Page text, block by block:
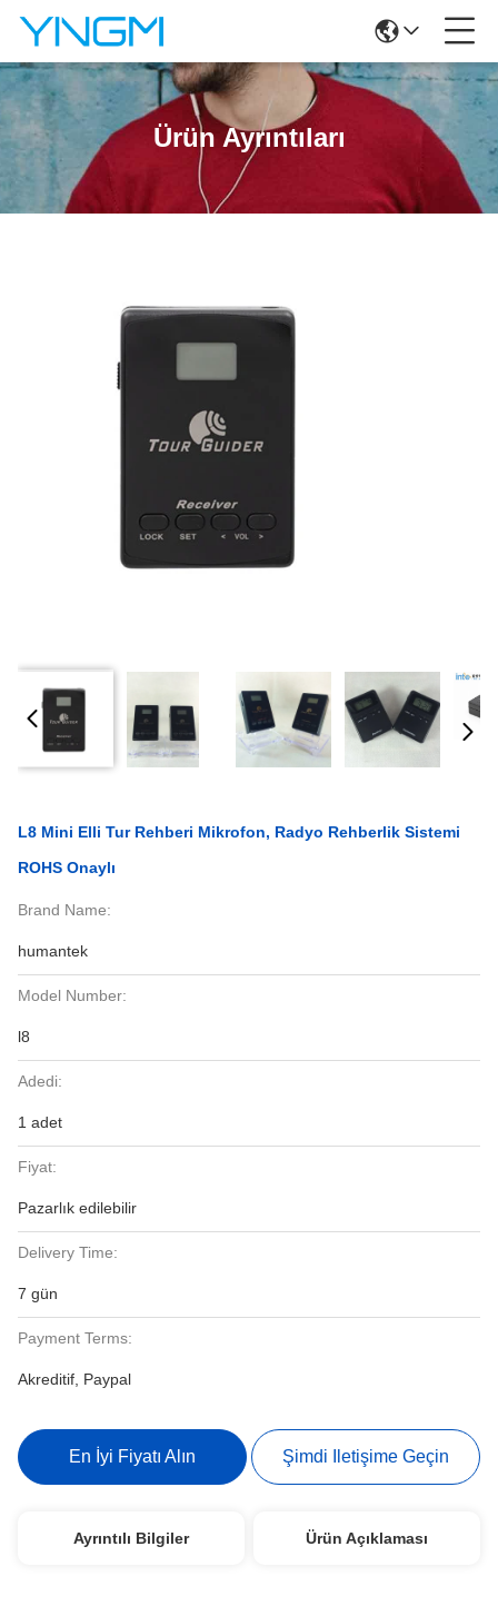
Ürün Ayrıntıları
L8 Mini Elli Tur Rehberi Mikrofon, Radyo Rehberlik Sistemi
ROHS Onaylı
Brand Name:
humantek
Model Number:
l8
Adedi:
1 adet
Fiyat:
Pazarlık edilebilir
Delivery Time:
7 gün
Payment Terms:
Akreditif, Paypal
En İyi Fiyatı Alın Şimdi Iletişime Geçin
Ayrıntılı Bilgiler Ürün Açıklaması